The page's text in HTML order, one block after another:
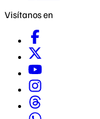
Visítanos en